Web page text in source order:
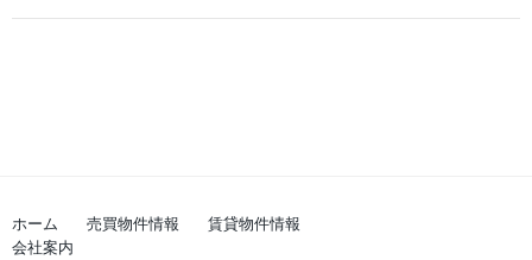
ホーム 売買物件情報
賃貸物件情報
会社案内